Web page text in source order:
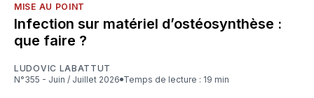
MISE AU POINT
Infection sur matériel d’ostéosynthèse :
que faire ?
LUDOVIC LABATTUT
N°355 - Juin / Juillet 2026
Temps de lecture : 19 min